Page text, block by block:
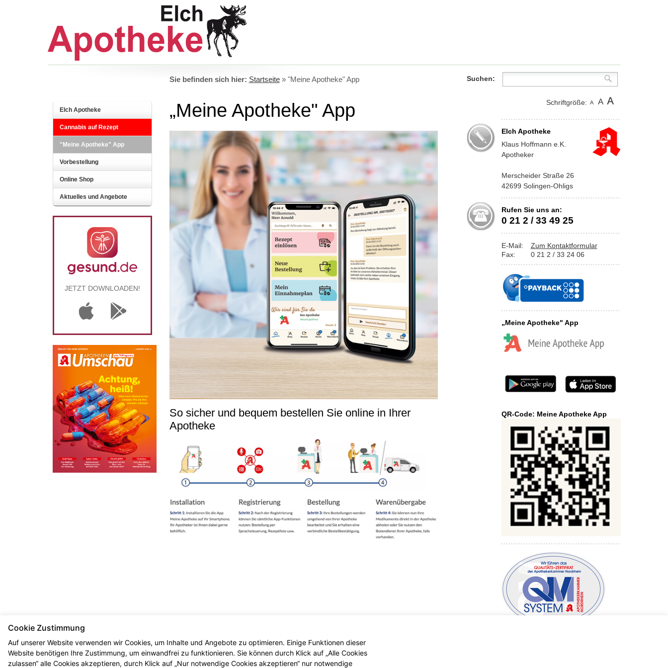
Elch Apotheke
Cannabis auf Rezept
"Meine Apotheke" App
Vorbestellung
Online Shop
Aktuelles und Angebote
JETZT DOWNLOADEN!
Sie befinden sich hier: Startseite» "Meine Apotheke" App
„Meine Apotheke" App
So sicher und bequem bestellen Sie online in Ihrer
Apotheke
Suchen:
Schriftgröße:
Elch Apotheke
Klaus Hoffmann e.K.
Apotheker
Merscheider Straße 26
42699 Solingen-Ohligs
Rufen Sie uns an:
0 21 2 / 33 49 25
E-Mail:
Zum Kontaktformular
Fax:
0 21 2 / 33 24 06
„Meine Apotheke" App
QR-Code: Meine Apotheke App
Cookie Zustimmung
Auf unserer Website verwenden wir Cookies, um Inhalte und Angebote zu optimieren. Einige Funktionen dieser
Website benötigen Ihre Zustimmung, um einwandfrei zu funktionieren. Sie können durch Klick auf „Alle Cookies
zulassen“ alle Cookies akzeptieren, durch Klick auf „Nur notwendige Cookies akzeptieren“ nur notwendige